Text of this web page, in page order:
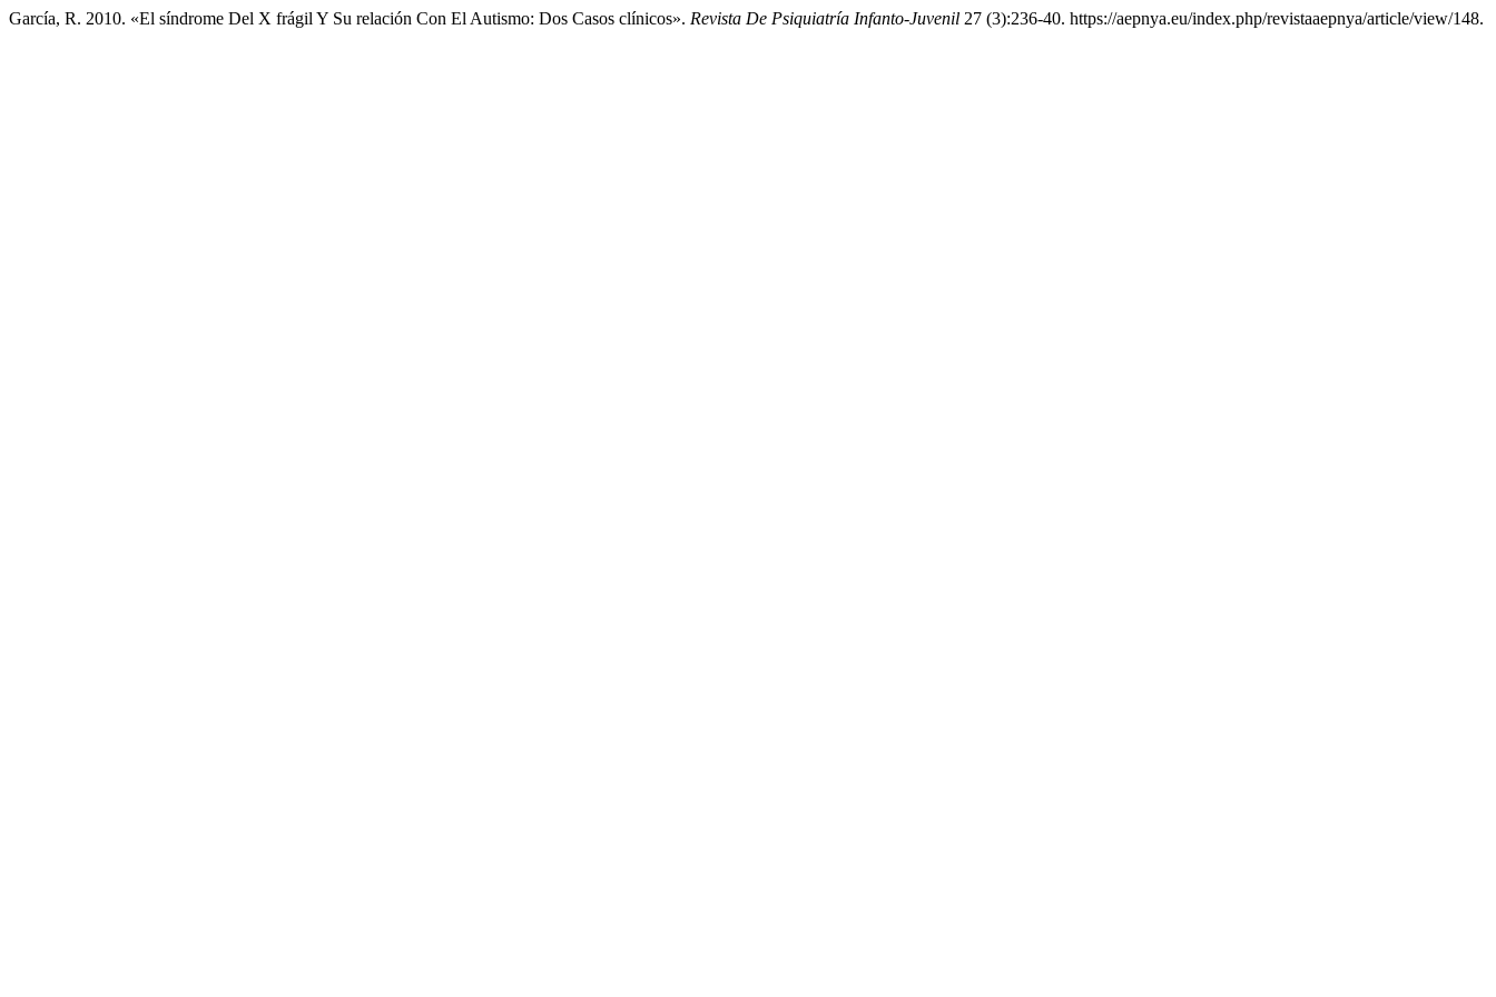
García, R. 2010. «El síndrome Del X frágil Y Su relación Con El Autismo: Dos Casos clínicos». Revista De Psiquiatría Infanto-Juvenil 27 (3):236-40. https://aepnya.eu/index.php/revistaaepnya/article/view/148.